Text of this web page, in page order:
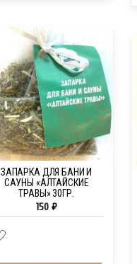
ЗАПАРКА ДЛЯ БАНИ И
САУНЫ «АЛТАЙСКИЕ
ТРАВЫ» 30ГР.
150 ₽